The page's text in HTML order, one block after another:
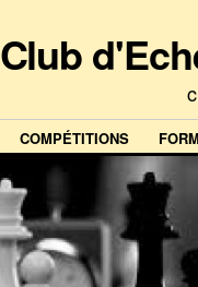
Club
COMPÉTITIONS